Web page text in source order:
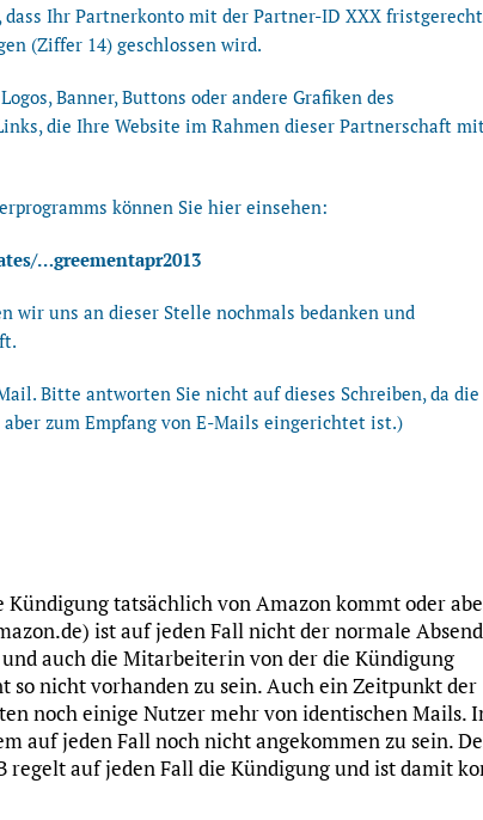
Ihr Partnerkonto mit der Partner-ID XXX fristgerecht
(Ziffer 14) geschlossen wird.
Banner, Buttons oder andere Grafiken des
die Ihre Website im Rahmen dieser Partnerschaft mit
können Sie hier einsehen:
…greementapr2013
wir uns an dieser Stelle nochmals bedanken und
Bitte antworten Sie nicht auf dieses Schreiben, da die
zum Empfang von E-Mails eingerichtet ist.)
tatsächlich von Amazon kommt oder
ist auf jeden Fall nicht der normale
auch die Mitarbeiterin von der die Kündigung
so nicht vorhanden zu sein. Auch ein Zeitpunkt der
noch einige Nutzer mehr von identischen Mails.
auf jeden Fall noch nicht angekommen zu sein.
regelt auf jeden Fall die Kündigung und ist damit